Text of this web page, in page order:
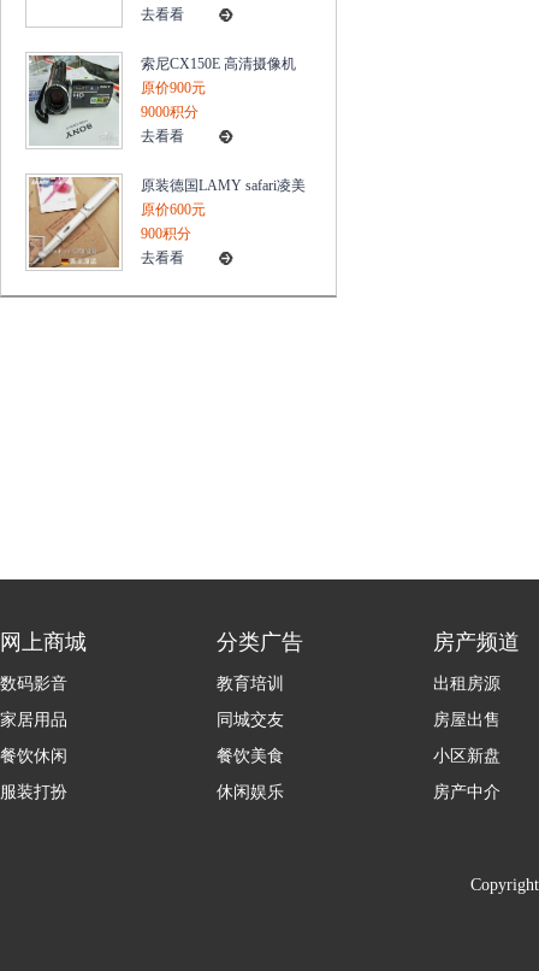
去看看
索尼CX150E 高清摄像机
内置16G内存/25X/420万像
素 三年保
原价900元
9000积分
去看看
原装德国LAMY safari凌美
狩猎者系列钢笔10新款白
色
原价600元
900积分
去看看
网上商城
数码影音
家居用品
餐饮休闲
服装打扮
分类广告
教育培训
同城交友
餐饮美食
休闲娱乐
房产频道
出租房源
房屋出售
小区新盘
房产中介